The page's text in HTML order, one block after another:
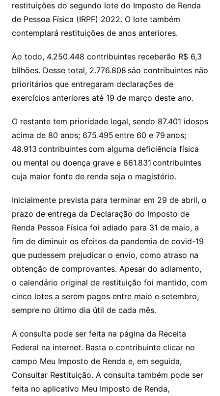
restituições do segundo lote do Imposto de Renda
de Pessoa Física (IRPF) 2022. O lote também
contemplará restituições de anos anteriores.
Ao todo, 4.250.448 contribuintes receberão R$ 6,3
bilhões. Desse total, 2.776.808 são contribuintes não
prioritários que entregaram declarações de
exercícios anteriores até 19 de março deste ano.
O restante tem prioridade legal, sendo 87.401 idosos
acima de 80 anos; 675.495 entre 60 e 79 anos;
48.913 contribuintes com alguma deficiência física
ou mental ou doença grave e 661.831 contribuintes
cuja maior fonte de renda seja o magistério.
Inicialmente prevista para terminar em 29 de abril, o
prazo de entrega da Declaração do Imposto de
Renda Pessoa Física foi adiado para 31 de maio, a
fim de diminuir os efeitos da pandemia de covid-19
que pudessem prejudicar o envio, como atraso na
obtenção de comprovantes. Apesar do adiamento,
o calendário original de restituição foi mantido, com
cinco lotes a serem pagos entre maio e setembro,
sempre no último dia útil de cada mês.
A consulta pode ser feita na página da Receita
Federal na internet. Basta o contribuinte clicar no
campo Meu Imposto de Renda e, em seguida,
Consultar Restituição. A consulta também pode ser
feita no aplicativo Meu Imposto de Renda,